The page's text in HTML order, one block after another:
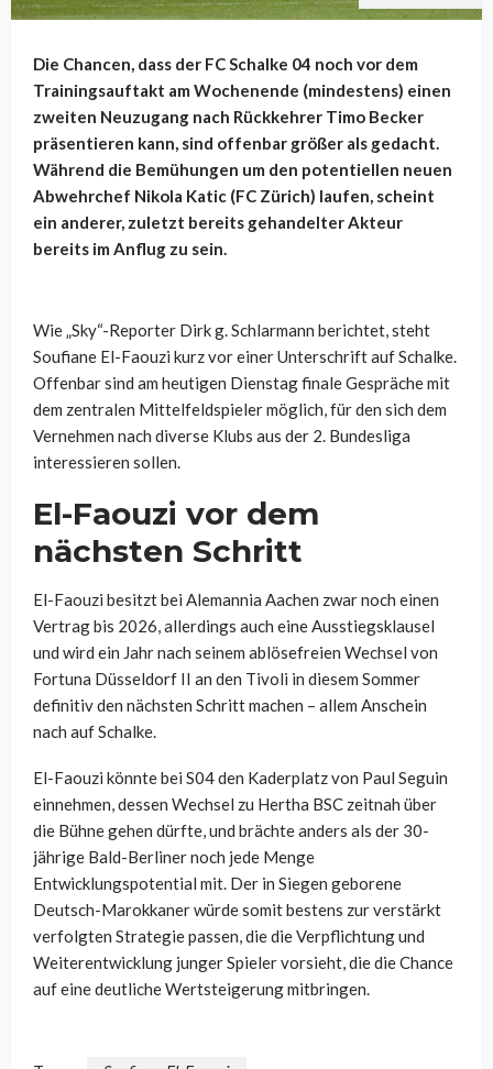
Die Chancen, dass der FC Schalke 04 noch vor dem
Trainingsauftakt am Wochenende (mindestens) einen
zweiten Neuzugang nach Rückkehrer Timo Becker
präsentieren kann, sind offenbar größer als gedacht.
Während die Bemühungen um den potentiellen neuen
Abwehrchef Nikola Katic (FC Zürich) laufen, scheint
ein anderer, zuletzt bereits gehandelter Akteur
bereits im Anflug zu sein.
Wie „Sky“-Reporter Dirk g. Schlarmann berichtet, steht
Soufiane El-Faouzi kurz vor einer Unterschrift auf Schalke.
Offenbar sind am heutigen Dienstag finale Gespräche mit
dem zentralen Mittelfeldspieler möglich, für den sich dem
Vernehmen nach diverse Klubs aus der 2. Bundesliga
interessieren sollen.
El-Faouzi vor dem
nächsten Schritt
El-Faouzi besitzt bei Alemannia Aachen zwar noch einen
Vertrag bis 2026, allerdings auch eine Ausstiegsklausel
und wird ein Jahr nach seinem ablösefreien Wechsel von
Fortuna Düsseldorf II an den Tivoli in diesem Sommer
definitiv den nächsten Schritt machen – allem Anschein
nach auf Schalke.
El-Faouzi könnte bei S04 den Kaderplatz von Paul Seguin
einnehmen, dessen Wechsel zu Hertha BSC zeitnah über
die Bühne gehen dürfte, und brächte anders als der 30-
jährige Bald-Berliner noch jede Menge
Entwicklungspotential mit. Der in Siegen geborene
Deutsch-Marokkaner würde somit bestens zur verstärkt
verfolgten Strategie passen, die die Verpflichtung und
Weiterentwicklung junger Spieler vorsieht, die die Chance
auf eine deutliche Wertsteigerung mitbringen.